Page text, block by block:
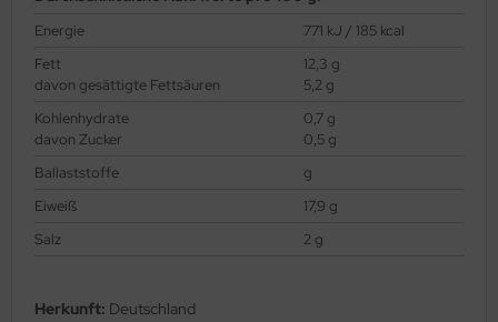
Energie
771 kJ / 185 kcal
Fett
davon gesättigte Fettsäuren
12,3 g
5,2 g
Kohlenhydrate
davon Zucker
0,7 g
0,5 g
Ballaststoffe
g
Eiweiß
17,9 g
Salz
2 g
Herkunft: Deutschland